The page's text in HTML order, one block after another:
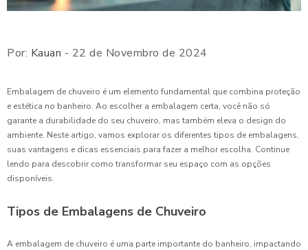
Por: Kauan - 22 de Novembro de 2024
Embalagem de chuveiro é um elemento fundamental que combina proteção
e estética no banheiro. Ao escolher a embalagem certa, você não só
garante a durabilidade do seu chuveiro, mas também eleva o design do
ambiente. Neste artigo, vamos explorar os diferentes tipos de embalagens,
suas vantagens e dicas essenciais para fazer a melhor escolha. Continue
lendo para descobrir como transformar seu espaço com as opções
disponíveis.
Tipos de Embalagens de Chuveiro
A embalagem de chuveiro é uma parte importante do banheiro, impactando